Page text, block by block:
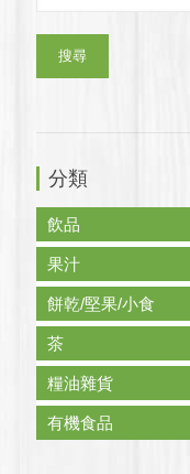
搜尋
分類
飲品
果汁
餅乾/堅果/小食
茶
糧油雜貨
有機食品